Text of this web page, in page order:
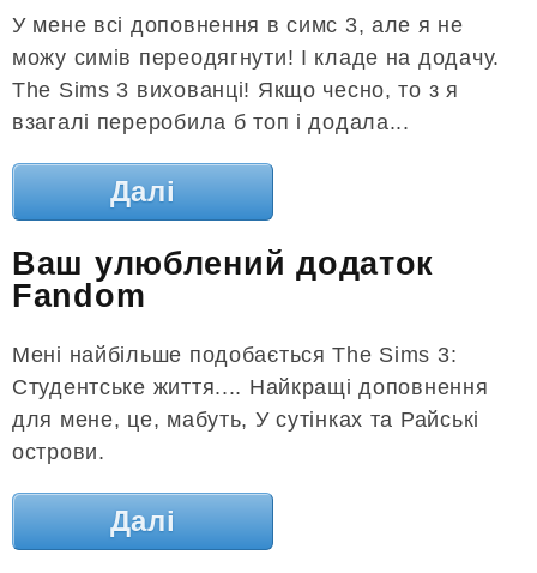
У мене всі доповнення в симс 3, але я не
можу симів переодягнути! І кладе на додачу.
The Sims 3 вихованці! Якщо чесно, то з я
взагалі переробила б топ і додала...
Далі
Ваш улюблений додаток
Fandom
Мені найбільше подобається The Sims 3:
Студентське життя.... Найкращі доповнення
для мене, це, мабуть, У сутінках та Райські
острови.
Далі